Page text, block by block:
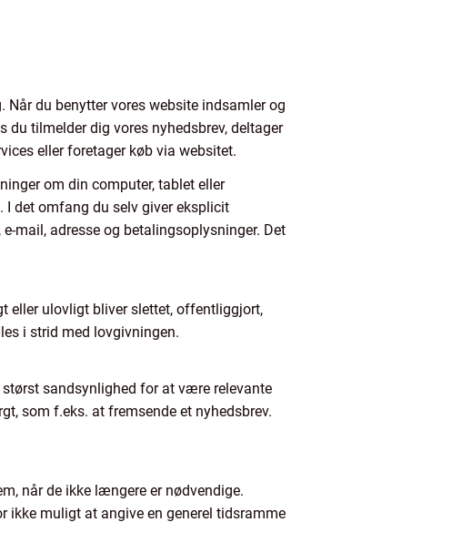
du benytter vores website indsamler og
tilmelder dig vores nyhedsbrev, deltager
eller foretager køb via websitet.
om din computer, tablet eller
I det omfang du selv giver eksplicit
mail, adresse og betalingsoplysninger. Det
eller ulovligt bliver slettet, offentliggjort,
i strid med lovgivningen.
sandsynlighed for at være relevante
som f.eks. at fremsende et nyhedsbrev.
når de ikke længere er nødvendige.
ikke muligt at angive en generel tidsramme